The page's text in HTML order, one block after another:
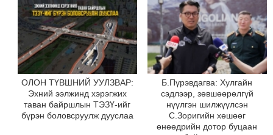
ОЛОН ТҮВШНИЙ УУЛЗВАР:
Эхний ээлжинд хэрэгжих
таван байршлын ТЭЗҮ-ийг
бүрэн боловсруулж дууслаа
Б.Пүрэвдагва: Хулгайн
сэдлээр, зөвшөөрөлгүй
нүүлгэн шилжүүлсэн
С.Зоригийн хөшөөг
өнөөдрийн дотор буцаан